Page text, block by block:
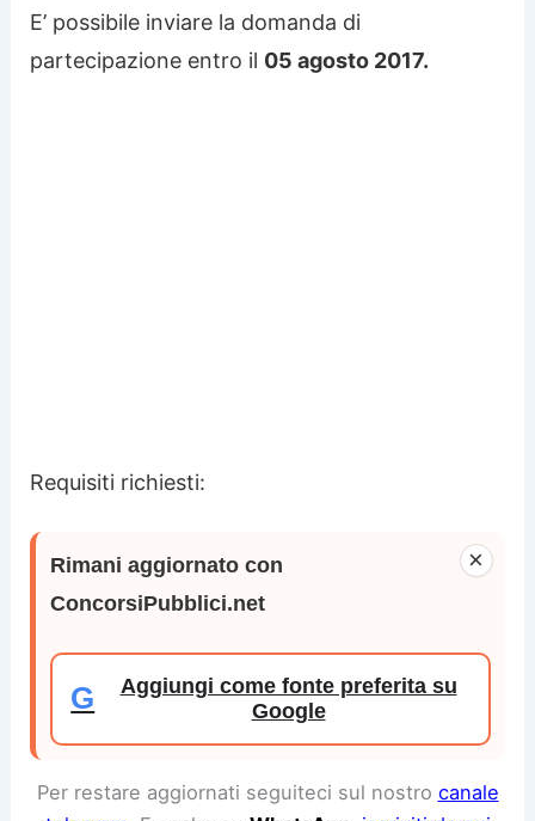
E’ possibile inviare la domanda di
partecipazione entro il 05 agosto 2017.
Requisiti richiesti:
×
Rimani aggiornato con
ConcorsiPubblici.net
G
Aggiungi come fonte preferita su
Google
Per restare aggiornati seguiteci sul nostro canale